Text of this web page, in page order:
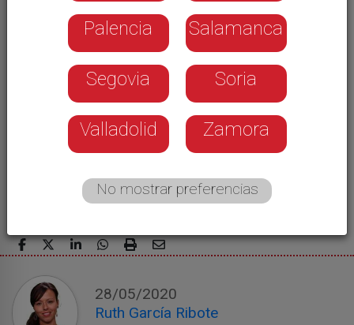
28/05/2020
Ruth García Ribote
Palencia Salamanca
Segovia Soria
Valladolid Zamora
No mostrar preferencias